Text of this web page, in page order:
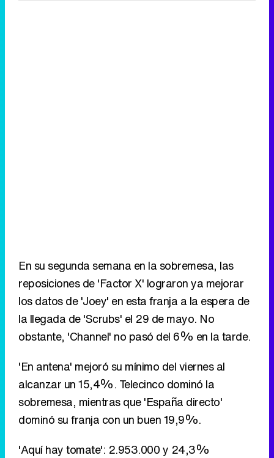
En su segunda semana en la sobremesa, las
reposiciones de 'Factor X' lograron ya mejorar
los datos de 'Joey' en esta franja a la espera de
la llegada de 'Scrubs' el 29 de mayo. No
obstante, 'Channel' no pasó del 6% en la tarde.
'En antena' mejoró su mínimo del viernes al
alcanzar un 15,4%. Telecinco dominó la
sobremesa, mientras que 'España directo'
dominó su franja con un buen 19,9%.
'Aquí hay tomate': 2.953.000 y 24,3%